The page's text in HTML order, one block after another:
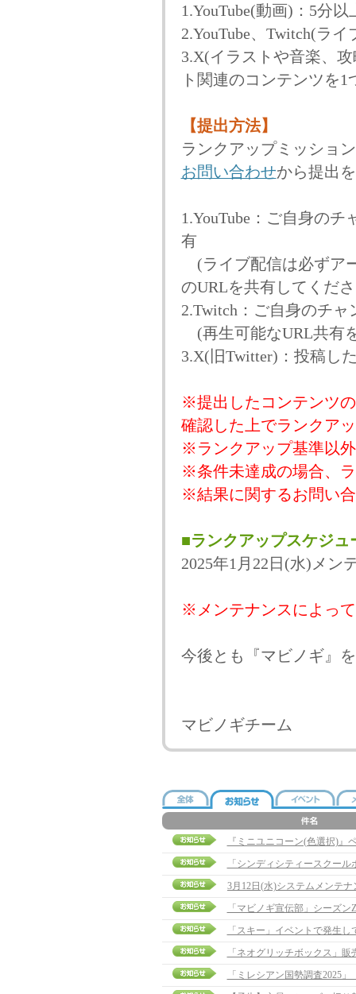
1.YouTube(動画)：5分
2.YouTube、Twitch(ラ
3.X(イラストや音楽、
ト関連のコンテンツを1
【提出方法】
ランクアップミッショ
お問い合わせから提出
1.YouTube：ご自身の
有
(ライブ配信は必ずア
のURLを共有してくだ
2.Twitch：ご自身のチ
(再生可能なURL共有
3.X(旧Twitter)：投稿し
※提出したコンテンツ
確認した上でランクア
※ランクアップ基準以
※条件未達成の場合、
※結果に関するお問い
■ランクアップスケジュ
2025年1月22日(水)メン
※メンテナンスによっ
今後とも『マビノギ』
マビノギチーム
『ミニユニコーン(色選択)』
「シンディシティースクー
「マビノギ宣伝部」シーズ
「スキー」イベントで発生
「ネオグリッチボックス」
「ミレシアン国勢調査2025